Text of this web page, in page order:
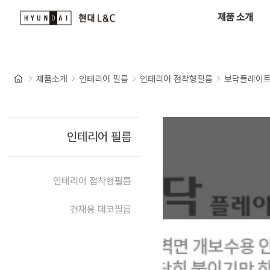
제품 소개
제품소개 인테리어 필름 인테리어 점착형필름 보닥플레이
인테리어 필름
인테리어 점착형필름
건재용 데코필름